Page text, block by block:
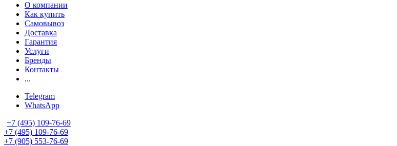
О компании
Как купить
Самовывоз
Доставка
Гарантия
Услуги
Бренды
Контакты
...
Telegram
WhatsApp
+7 (495) 109-76-69
+7 (495) 109-76-69
+7 (905) 553-76-69